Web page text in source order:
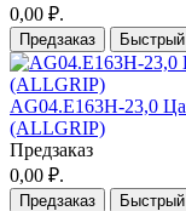
0,00 ₽.
Предзаказ Быстрый
AG04.E163H-23,0
(ALLGRIP)
Предзаказ
0,00 ₽.
Предзаказ Быстрый